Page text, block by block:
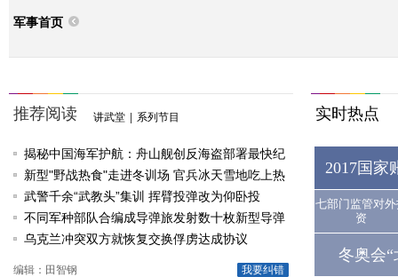
军事首页
推荐阅读 讲武堂 系列节目
揭秘中国海军护航：舟山舰创反海盗部署最快纪
录
新型"野战热食"走进冬训场 官兵冰天雪地吃上热
饭菜
武警千余“武教头”集训 挥臂投弹改为仰卧投
不同军种部队合编成导弹旅发射数十枚新型导弹
乌克兰冲突双方就恢复交换俘虏达成协议
我要纠错
编辑：田智钢
实时热点
2017国家
七部门监管对
资
冬奥会“